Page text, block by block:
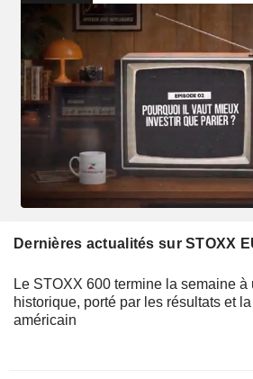
Dernières actualités sur STOXX
Le STOXX 600 termine la semaine à
historique, porté par les résultats et
américain